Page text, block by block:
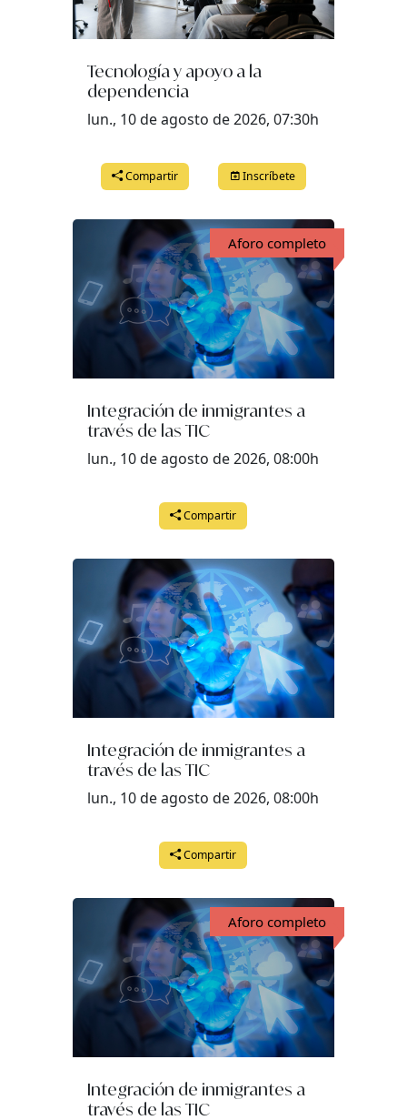
jueves, 28 de mayo del 2026 a las 16:00
Tecnología y apoyo a la
dependencia
lun., 10 de agosto de 2026, 07:30h
Compartir Inscríbete
Aforo completo
Integración de inmigrantes a
través de las TIC
lun., 10 de agosto de 2026, 08:00h
Compartir
Integración de inmigrantes a
través de las TIC
lun., 10 de agosto de 2026, 08:00h
Compartir
Aforo completo
Integración de inmigrantes a
través de las TIC